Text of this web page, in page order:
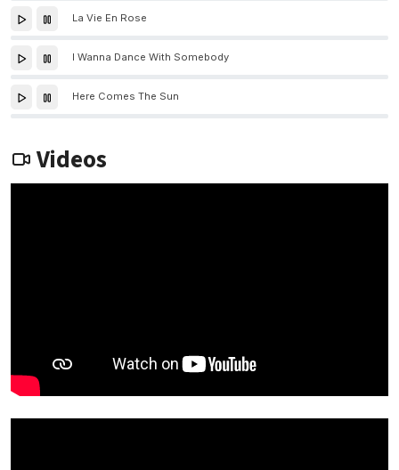
La Vie En Rose
I Wanna Dance With Somebody
Here Comes The Sun
Videos